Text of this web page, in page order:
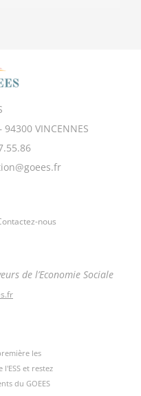
VINCENNES
nous
de l’Economie Sociale
les
et restez
du GOEES